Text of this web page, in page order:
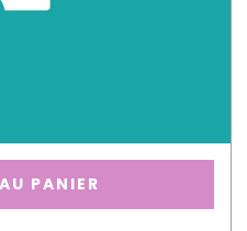
PANIER